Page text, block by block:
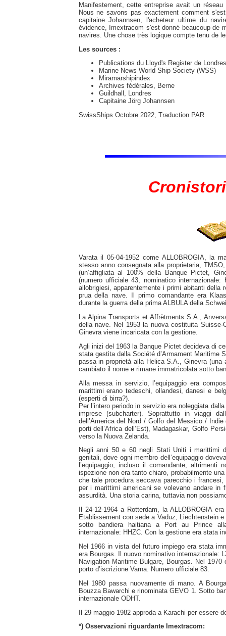
Manifestement, cette entreprise avait un
Nous ne savons pas exactement comment
capitaine Johannsen, l'acheteur ultime du
évidence, Imextracom s'est donné beaucoup de
navires. Une chose très logique compte tenu de
Les sources :
Publications du Lloyd's Register de Londres
Marine News World Ship Society (WSS)
Miramarshipindex
Archives fédérales, Berne
Guildhall, Londres
Capitaine Jörg Johannsen
SwissShips Octobre 2022, Traduction PAR
Varata il 05-04-1952 come ALLOBROGIA, la
stesso anno consegnata alla proprietaria,
(un’affigliata al 100% della Banque Pictet,
(numero ufficiale 43, nominatico
allobrigiesi, apparentemente i primi abitanti
prua della nave. Il primo comandante era
durante la guerra della prima ALBULA della
La Alpina Transports et Affrètments S.A.,
della nave. Nel 1953 la nuova costituita Suisse-
Ginevra viene incaricata con la gestione.
Agli inizi del 1963 la Banque Pictet decideva di
stata gestita dalla Société d’Armament Maritime
passa in proprietà alla Helica S.A., Ginevra
cambiato il nome e rimane immatricolata sotto
Alla messa in servizio, l’equipaggio era
marittimi erano tedeschi, ollandesi, danesi e
(esperti di birra?).
Per l’intero periodo in servizio era noleggiata
imprese (subcharter). Soprattutto in viaggi
dell’America del Nord / Golfo del Messico /
porti dell’Africa dell’Est), Madagaskar, Golfo
verso la Nuova Zelanda.
Negli anni 50 e 60 negli Stati Uniti i marittimi
genitali, dove ogni membro dell’equipaggio
l’equipaggio, incluso il comandante,
ispezione non era tanto chiaro, probabilmente
che tale procedura seccava parecchio i
per i marittimi americani se volevano andare in
assurdità. Una storia carina, tuttavia non
Il 24-12-1964 a Rotterdam, la ALLOBROGIA
Etablissement con sede a Vaduz, Liechtenstein
sotto bandiera haitiana a Port au Prince
internazionale: HHZC. Con la gestione era stata
Nel 1966 in vista del futuro impiego era stata
era Bourgas. Il nuovo nominativo internazionale:
Navigation Maritime Bulgare, Bourgas. Nel
porto d’iscrizione Varna. Numero ufficiale 83.
Nel 1980 passa nuovamente di mano. A
Bouzza Bawarchi e rinominata GEVO 1. Sotto
internazionale ODHT.
Il 29 maggio 1982 approda a Karachi per essere
*) Osservazioni riguardante Imextracom: